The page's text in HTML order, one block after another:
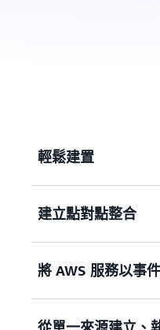
輕鬆建置
輕鬆建置鬆散耦合的
建立點對點整合
無需寫入自訂代碼
將 AWS 服務以事
將 AWS 服務、軟體